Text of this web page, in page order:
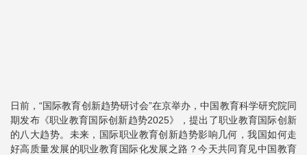
日前，“国际教育创新趋势研讨会”在京举办，中国教育科学研究院同
期发布《职业教育国际创新趋势2025》，提出了职业教育国际创新
的八大趋势。未来，国际职业教育创新趋势影响几何，我国如何走
好高质量发展的职业教育国际化发展之路？今天共同育见中国教育